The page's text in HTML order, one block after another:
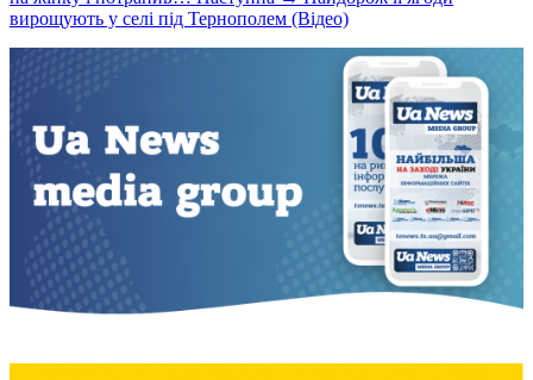
вирощують у селі під Тернополем (Відео)